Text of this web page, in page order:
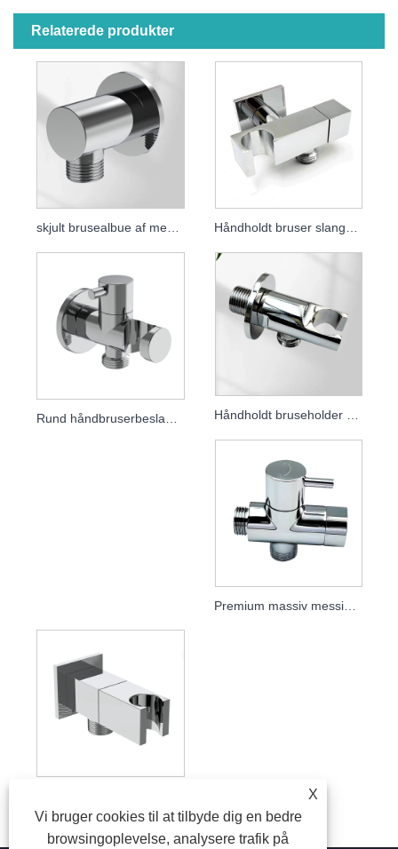
Relaterede produkter
skjult brusealbue af messing Håndholdt bruser slangeforbindelse Fuld messing bruseafgang albue
Håndholdt bruseholder af massiv messing, vægmonteret skjult brusebeslag, tilbehør til badeværelsesbruser
X
Vi bruger cookies til at tilbyde dig en bedre
browsingoplevelse, analysere trafik på